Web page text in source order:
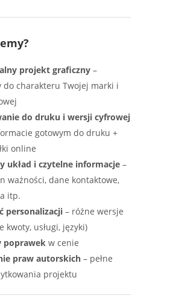
projekt graficzny –
do charakteru Twojej marki i
do druku i wersji cyfrowej
gotowym do druku +
online
układ i czytelne informacje –
ważności, dane kontaktowe,
itp.
personalizacji – różne wersje
kwoty, usługi, języki)
poprawek w cenie
praw autorskich – pełne
projektu